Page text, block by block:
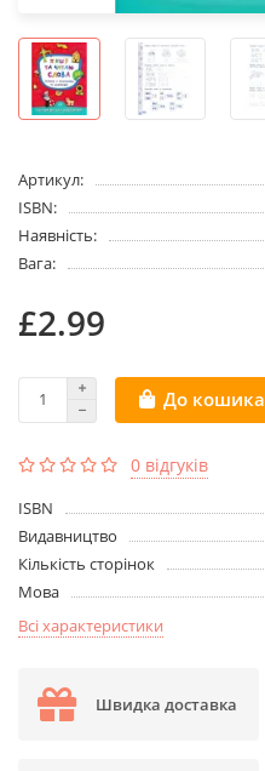
Артикул:
ISBN:
Наявність:
Вага:
£2.99
До кошика
0 відгуків
ISBN
Видавництво
Кількість сторінок
Мова
Всі характеристики
Швидка доставка